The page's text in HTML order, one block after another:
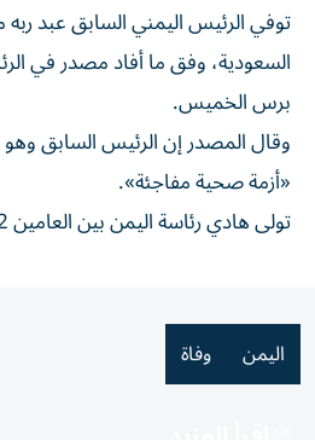
توفي الرئيس اليمني السابق عبد
السعودية، وفق ما أفاد مصدر في
برس الخميس.
وقال المصدر إن الرئيس السابق وهو
«أزمة صحية مفاجئة».
تولى هادي رئاسة اليمن بين العامين 2012 و2022.
اليمن وفاة